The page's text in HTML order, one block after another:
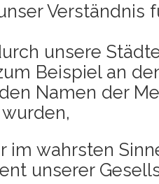
Ver­ständ­nis
unse­re
Bei­spiel an
Namen der
im wahrs­ten
unse­rer